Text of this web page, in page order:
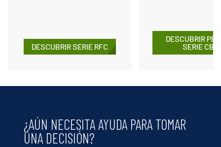
DESCUBRIR SERIE RFC
DESCUBRIR
SERIE CBC
¿AÚN NECESITA AYUDA PARA TOMAR
UNA DECISIÓN?